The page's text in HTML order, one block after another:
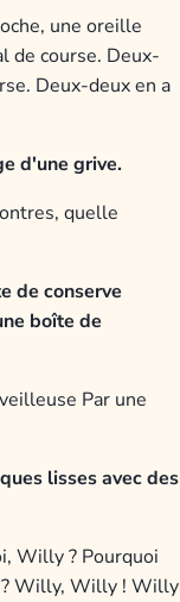
une oreille
de course. Deux-
Deux-deux en a
d'une grive.
quelle
de conserve
boîte de
Par une
lisses avec des
Willy ? Pourquoi
? Willy, Willy ! Willy